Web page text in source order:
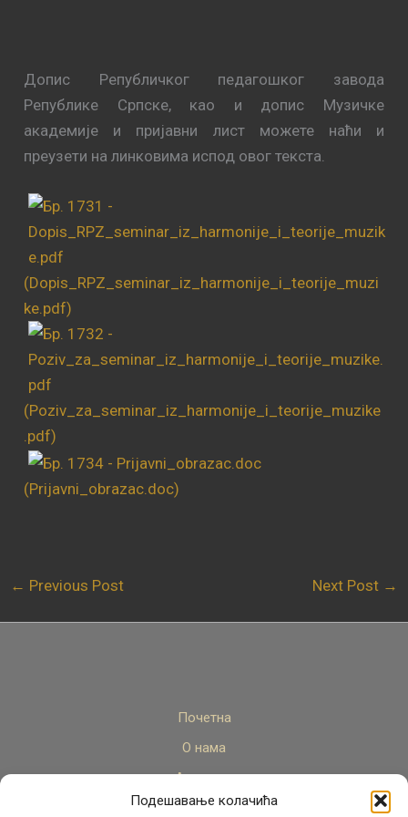
Подешавање колачића
Допис Републичког педагошког завода
Републике Српске, као и допис Музичке
академије и пријавни лист можете наћи и
преузети на линковима испод овог текста.
(Dopis_RPZ_seminar_iz_harmonije_i_teorije_muzi
ke.pdf)
(Poziv_za_seminar_iz_harmonije_i_teorije_muzike
.pdf)
(Prijavni_obrazac.doc)
← Previous Post Next Post →
Почетна
О нама
Актуелно
Стручни кадар